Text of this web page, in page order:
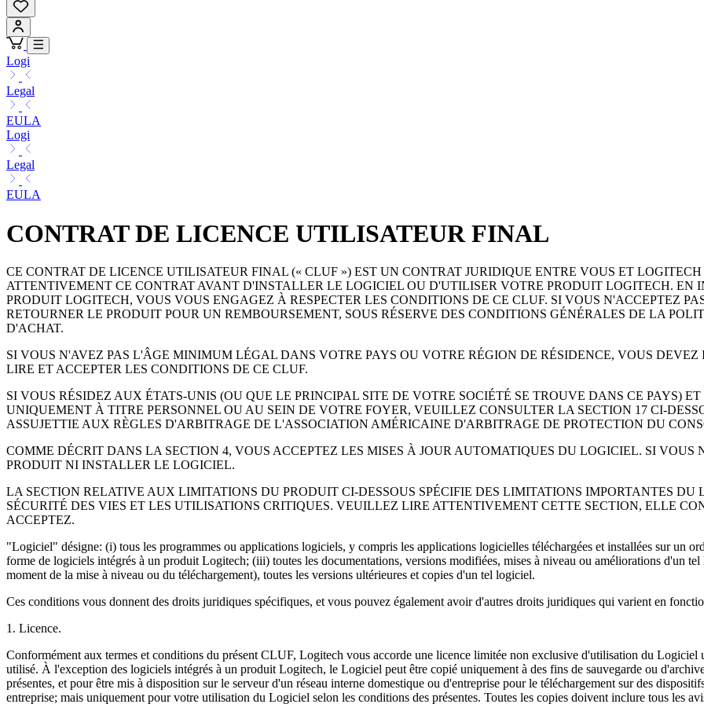
Logi
Legal
EULA
Logi
Legal
EULA
CONTRAT DE LICENCE UTILISATEUR FINAL
CE CONTRAT DE LICENCE UTILISATEUR FINAL (« CLUF ») EST UN CONTRAT JURIDIQUE ENTRE VOUS ET
ATTENTIVEMENT CE CONTRAT AVANT D'INSTALLER LE LOGICIEL OU D'UTILISER VOTRE PRODUIT LOGITECH.
PRODUIT LOGITECH, VOUS VOUS ENGAGEZ À RESPECTER LES CONDITIONS DE CE CLUF. SI VOUS N'ACCEPTEZ
RETOURNER LE PRODUIT POUR UN REMBOURSEMENT, SOUS RÉSERVE DES CONDITIONS GÉNÉRALES DE LA
D'ACHAT.
SI VOUS N'AVEZ PAS L'ÂGE MINIMUM LÉGAL DANS VOTRE PAYS OU VOTRE RÉGION DE RÉSIDENCE, VOUS
LIRE ET ACCEPTER LES CONDITIONS DE CE CLUF.
SI VOUS RÉSIDEZ AUX ÉTATS-UNIS (OU QUE LE PRINCIPAL SITE DE VOTRE SOCIÉTÉ SE TROUVE DANS CE PAYS)
UNIQUEMENT À TITRE PERSONNEL OU AU SEIN DE VOTRE FOYER, VEUILLEZ CONSULTER LA SECTION 17 CI-
ASSUJETTIE AUX RÈGLES D'ARBITRAGE DE L'ASSOCIATION AMÉRICAINE D'ARBITRAGE DE PROTECTION DU
COMME DÉCRIT DANS LA SECTION 4, VOUS ACCEPTEZ LES MISES À JOUR AUTOMATIQUES DU LOGICIEL. SI VOUS
PRODUIT NI INSTALLER LE LOGICIEL.
LA SECTION RELATIVE AUX LIMITATIONS DU PRODUIT CI-DESSOUS SPÉCIFIE DES LIMITATIONS IMPORTANTES DU
SÉCURITÉ DES VIES ET LES UTILISATIONS CRITIQUES. VEUILLEZ LIRE ATTENTIVEMENT CETTE SECTION, ELLE
ACCEPTEZ.
"Logiciel" désigne: (i) tous les programmes ou applications logiciels, y compris les applications logicielles téléchargées et installées sur un
forme de logiciels intégrés à un produit Logitech; (iii) toutes les documentations, versions modifiées, mises à niveau ou améliorations d'un
moment de la mise à niveau ou du téléchargement), toutes les versions ultérieures et copies d'un tel logiciel.
Ces conditions vous donnent des droits juridiques spécifiques, et vous pouvez également avoir d'autres droits juridiques qui varient en
1. Licence.
Conformément aux termes et conditions du présent CLUF, Logitech vous accorde une licence limitée non exclusive d'utilisation du
utilisé. À l'exception des logiciels intégrés à un produit Logitech, le Logiciel peut être copié uniquement à des fins de sauvegarde ou
présentes, et pour être mis à disposition sur le serveur d'un réseau interne domestique ou d'entreprise pour le téléchargement sur des
entreprise; mais uniquement pour votre utilisation du Logiciel selon les conditions des présentes. Toutes les copies doivent inclure tous les